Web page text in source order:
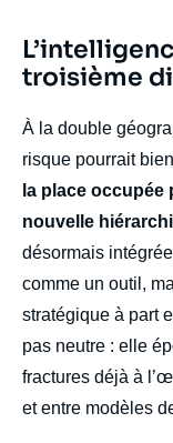
Titre
Edito
troisième
body
À la double
risque pourrait
la place occupée
nouvelle
désormais
comme un outil,
stratégique à part
pas neutre : elle
fractures déjà à
et entre modèles